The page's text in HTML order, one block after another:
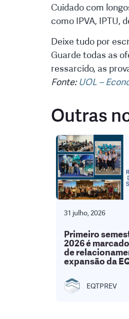
Cuidado com
como IPVA, IPTU,
Deixe tudo por
Guarde todas as
ressarcido, as
Fonte:UOL –
Outras
31 julho, 2026
Primeiro
2026 é
de
expansão da
EQTPREV